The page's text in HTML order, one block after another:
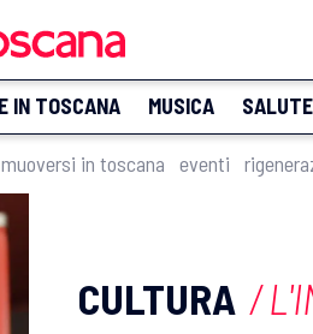
IN TOSCANA MUSICA SALUTE
muoversi in toscana eventi
CULTURA /